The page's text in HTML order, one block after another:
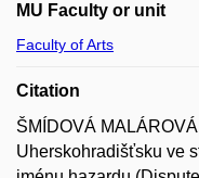
MU Faculty or unit
Faculty of Arts
Citation
ŠMÍDOVÁ
Uherskohradišťsku ve